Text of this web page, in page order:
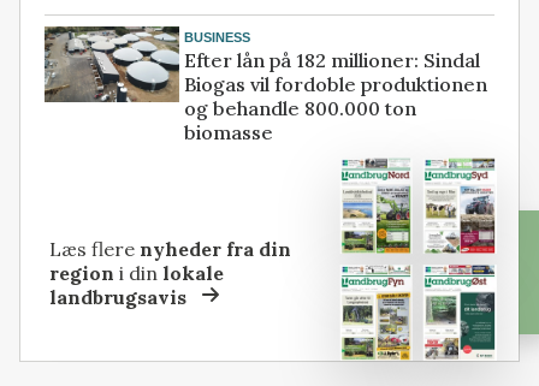
BUSINESS
Efter lån på 182 millioner: Sindal
Biogas vil fordoble produktionen
og behandle 800.000 ton
biomasse
Læs flere nyheder fra din
region i dinlokale
landbrugsavis